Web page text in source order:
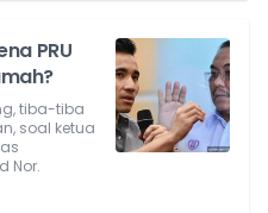
PRU
tiba-tiba
soal ketua
Nor.